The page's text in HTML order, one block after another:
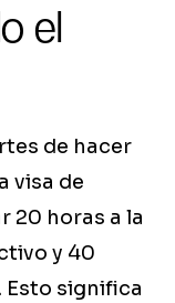
el
de hacer
visa de
20 horas a la
y 40
Esto significa